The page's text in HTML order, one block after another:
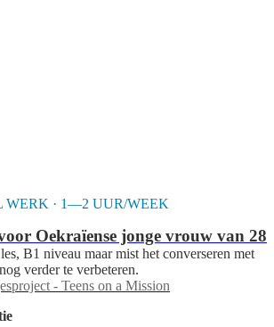
WERK · 1—2 UUR/WEEK
Oekraïense jonge vrouw van 28
B1 niveau maar mist het converseren met
verder te verbeteren.
- Teens on a Mission